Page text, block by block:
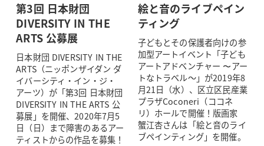
第3回 日本財団
DIVERSITY IN THE
ARTS 公募展
日本財団 DIVERSITY IN THE
ARTS（ニッポンザイダン ダ
イバーシティ・イン・ジ・
アーツ）が「第3回 日本財団
DIVERSITY IN THE ARTS 公
募展」を開催、2020年7月5
日（日）まで障害のあるアー
ティストからの作品を募集！
絵と音のライブペイン
ティング
子どもとその保護者向けの参
加型アートイベント「子ども
アートアドベンチャー 〜アー
トなトラベル～」が2019年8
月21日（水）、区立区民産業
プラザCoconeri（ココネ
リ）ホールで開催！版画家
蟹江杏さんは「絵と音のライ
ブペインティング」を開催。